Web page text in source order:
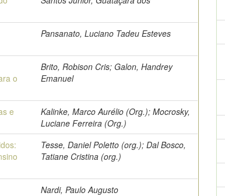
Pansanato, Luciano Tadeu Esteves
o
Brito, Robison Cris; Galon, Handrey
Emanuel
e
Kalinke, Marco Aurélio (Org.); Mocrosky,
Luciane Ferreira (Org.)
Tesse, Daniel Poletto (org.); Dal Bosco,
Tatiane Cristina (org.)
Nardi, Paulo Augusto